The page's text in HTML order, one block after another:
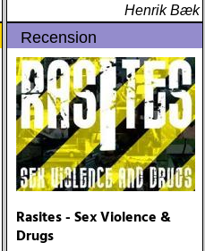
Henrik Bæk
Recension
Rasites - Sex Violence &
Drugs